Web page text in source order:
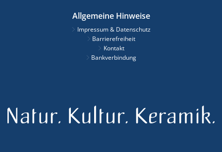
Allgemeine Hinweise
Impressum & Datenschutz
Barrierefreiheit
Kontakt
Bankverbindung